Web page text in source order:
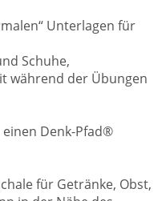
Unterlagen für
Schuhe,
während der Übungen
Denk-Pfad®
für Getränke, Obst,